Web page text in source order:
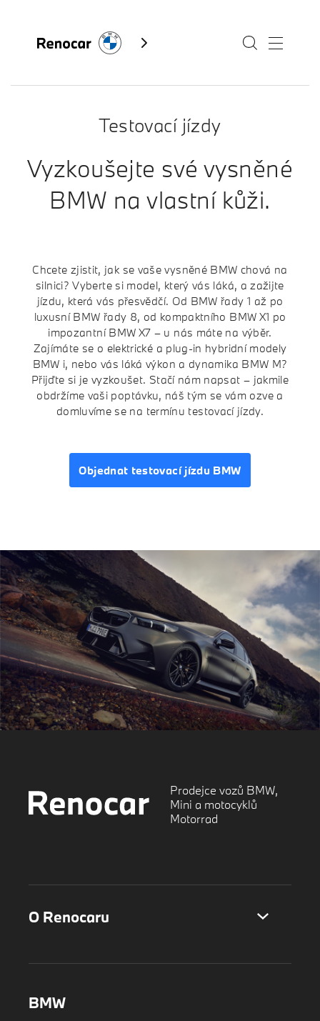
Modely
Servis
Výkup vozů
BMW Premium Selection
Testovací jízda
Finanční služby
Pojištění
M Performance
Fan e-shop
Testovací jízdy
Vyzkoušejte své vysněné
BMW na vlastní kůži.
Chcete zjistit, jak se vaše vysněné BMW chová na
silnici? Vyberte si model, který vás láká, a zažijte
jízdu, která vás přesvědčí. Od BMW řady 1 až po
luxusní BMW řady 8, od kompaktního BMW X1 po
impozantní BMW X7 – u nás máte na výběr.
Zajímáte se o elektrické a plug-in hybridní modely
BMW i, nebo vás láká výkon a dynamika BMW M?
Přijďte si je vyzkoušet. Stačí nám napsat – jakmile
obdržíme vaši poptávku, náš tým se vám ozve a
domluvíme se na termínu testovací jízdy.
Objednat testovací jízdu BMW
Prodejce vozů BMW,
Mini a motocyklů
Motorrad
O Renocaru
BMW